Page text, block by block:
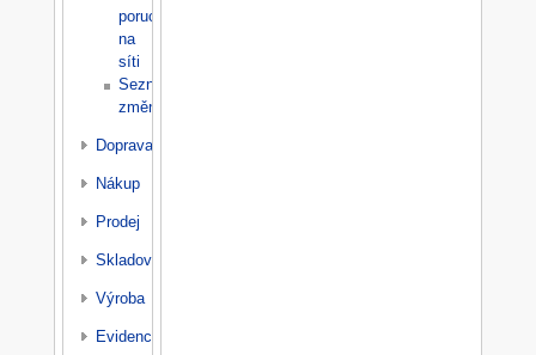
poruch
na
síti
Seznam
změn
Doprava
Nákup
Prodej
Skladování
Výroba
Evidence